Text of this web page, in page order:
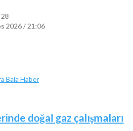
28
2026 / 21:06
doğal gaz çalışmaları